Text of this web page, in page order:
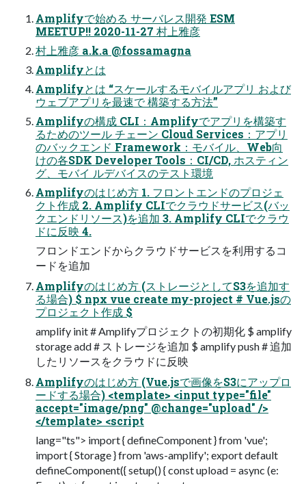
Amplifyで始める サーバレス開発 ESM
MEETUP!! 2020-11-27 村上雅彦
村上雅彦 a.k.a @fossamagna
Amplifyとは
Amplifyとは “スケールするモバイルアプリ および
ウェブアプリを最速で 構築する方法”
Amplifyの構成 CLI：Amplifyでアプリを構築す
るためのツール チェーン Cloud Services：アプリ
のバックエンド Framework：モバイル、Web向
けの各SDK Developer Tools：CI/CD, ホスティン
グ、モバイ ルデバイスのテスト環境
Amplifyのはじめ方 1. フロントエンドのプロジェ
クト作成 2. Amplify CLIでクラウドサービス(バッ
クエンドリソース)を追加 3. Amplify CLIでクラウ
ドに反映 4.
フロンドエンドからクラウドサービスを利用するコ
ードを追加
Amplifyのはじめ方 (ストレージとしてS3を追加す
る場合) $ npx vue create my-project # Vue.jsの
プロジェクト作成 $
amplify init # Amplifyプロジェクトの初期化 $ amplify
storage add # ストレージを追加 $ amplify push # 追加
したリソースをクラウドに反映
Amplifyのはじめ方 (Vue.jsで画像をS3にアップロ
ードする場合) <template> <input type="file"
accept="image/png" @change="upload" />
</template> <script
lang="ts"> import { defineComponent } from 'vue';
import { Storage } from 'aws-amplify'; export default
defineComponent({ setup() { const upload = async (e: